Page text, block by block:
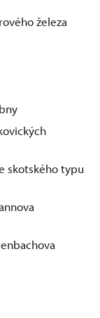
železa
skotského typu